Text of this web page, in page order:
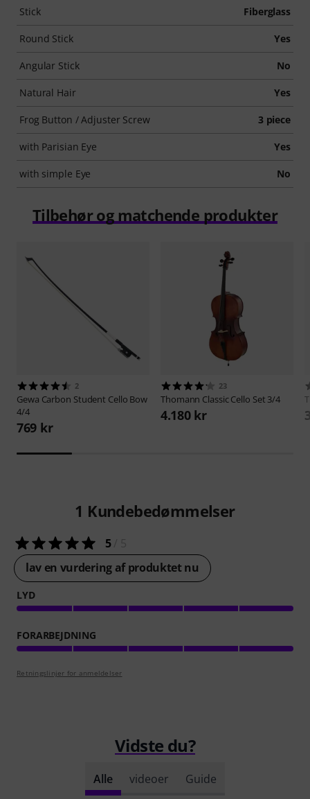
Stick Fiberglass
Round Stick Yes
Angular Stick No
Natural Hair Yes
Frog Button / Adjuster Screw 3 piece
with Parisian Eye Yes
with simple Eye No
Tilbehør og matchende produkter
2
Gewa Carbon Student Cello Bow
4/4
769 kr
23
Thomann Classic Cello Set 3/4
4.180 kr
1 Kundebedømmelser
5/ 5
lav en vurdering af produktet nu
LYD
FORARBEJDNING
Retningslinjer for anmeldelser
Vidste du?
Alle videoer Guide